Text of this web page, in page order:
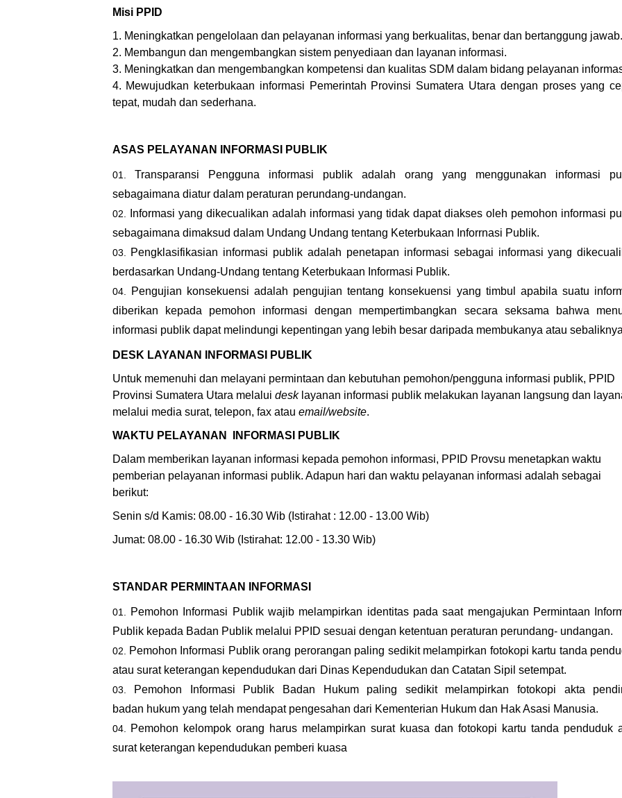
Misi PPID
1. Meningkatkan pengelolaan dan pelayanan informasi yang berkualitas, benar dan bertanggung jawab.
2. Membangun dan mengembangkan sistem penyediaan dan layanan informasi.
3. Meningkatkan dan mengembangkan kompetensi dan kualitas SDM dalam bidang pelayanan
4. Mewujudkan keterbukaan informasi Pemerintah Provinsi Sumatera Utara dengan proses yang
tepat, mudah dan sederhana.
ASAS PELAYANAN INFORMASI PUBLIK
Transparansi Pengguna informasi publik adalah orang yang menggunakan informasi
sebagaimana diatur dalam peraturan perundang-undangan.
Informasi yang dikecualikan adalah informasi yang tidak dapat diakses oleh pemohon informasi
sebagaimana dimaksud dalam Undang­ Undang tentang Keterbukaan Inforrnasi Publik.
Pengklasifikasian informasi publik adalah penetapan informasi sebagai informasi yang
berdasarkan Undang-Undang tentang Keterbukaan Informasi Publik.
Pengujian konsekuensi adalah pengujian tentang konsekuensi yang timbul apabila suatu
diberikan kepada pemohon informasi dengan mempertimbangkan secara seksama bahwa
informasi publik dapat melindungi kepentingan yang lebih besar daripada membukanya atau
DESK LAYANAN INFORMASI PUBLIK
Untuk memenuhi dan melayani permintaan dan kebutuhan pemohon/pengguna informasi publik, PPID
Provinsi Sumatera Utara melalui desklayanan informasi publik melakukan layanan langsung dan
melalui media surat, telepon, fax atau email/website.
WAKTU PELAYANAN INFORMASI PUBLIK
Dalam memberikan layanan informasi kepada pemohon informasi, PPID Provsu menetapkan waktu
pemberian pelayanan informasi publik. Adapun hari dan waktu pelayanan informasi adalah sebagai
berikut:
Senin s/d Kamis: 08.00 - 16.30 Wib (Istirahat : 12.00 - 13.00 Wib)
Jumat: 08.00 - 16.30 Wib (Istirahat: 12.00 - 13.30 Wib)
STANDAR PERMINTAAN INFORMASI
Pemohon Informasi Publik wajib melampirkan identitas pada saat mengajukan Permintaan
Publik kepada Badan Publik melalui PPID sesuai dengan ketentuan peraturan perundang- undangan.
Pemohon Informasi Publik orang perorangan paling sedikit melampirkan fotokopi kartu tanda
atau surat keterangan kependudukan dari Dinas Kependudukan dan Catatan Sipil setempat.
Pemohon Informasi Publik Badan Hukum paling sedikit melampirkan fotokopi akta
badan hukum yang telah mendapat pengesahan dari Kementerian Hukum dan Hak Asasi Manusia.
Pemohon kelompok orang harus melampirkan surat kuasa dan fotokopi kartu tanda penduduk
surat keterangan kependudukan pemberi kuasa